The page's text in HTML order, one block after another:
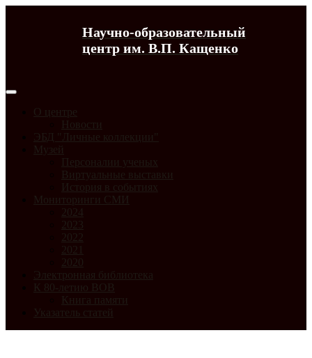
Научно-образовательный
центр им. В.П. Кащенко
О центре
Новости
ЭБД "Личные коллекции"
Музей
Персоналии ученых
Виртуальные выставки
История в событиях
Мониторинги СМИ
2024
2023
2022
2021
2020
Электронная библиотека
К 80-летию ВОВ
Книга памяти
Указатель статей